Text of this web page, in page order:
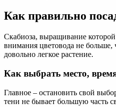
Как правильно
Скабиоза, выращивание
внимания цветовода не больше,
довольно легкое растение.
Как выбрать место,
Главное – остановить свой
тени не бывает большую часть